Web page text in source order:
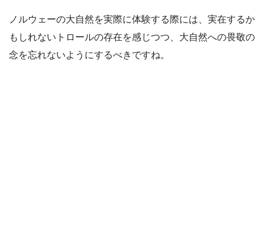
ノルウェーの大自然を実際に体験する際には、実在するか
もしれないトロールの存在を感じつつ、大自然への畏敬の
念を忘れないようにするべきですね。